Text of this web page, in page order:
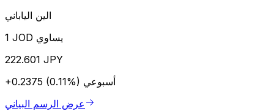
الين الياباني
1 JOD يساوي
222.601 JPY
+0.2375 (0.11%) أسبوعي
عرض الرسم البياني